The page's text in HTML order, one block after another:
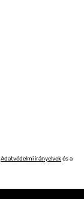
Adatvédelmi irányelvekés a